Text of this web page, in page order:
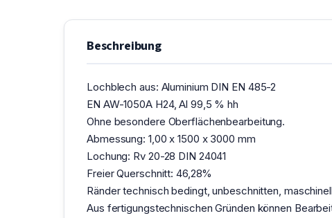
Beschreibung
Lochblech aus: Aluminium DIN EN 485-2
EN AW-1050A H24, Al 99,5 % hh
Ohne besondere Oberflächenbearbeitung.
Abmessung: 1,00 x 1500 x 3000 mm
Lochung: Rv 20-28 DIN 24041
Freier Querschnitt: 46,28%
Ränder technisch bedingt, unbeschnitten,
Aus fertigungstechnischen Gründen können